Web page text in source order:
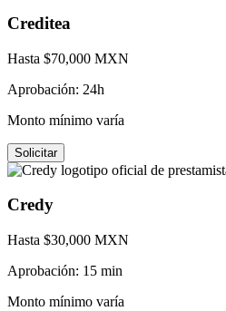
Creditea
Hasta $70,000 MXN
Aprobación: 24h
Monto mínimo varía
Solicitar
Credy
Hasta $30,000 MXN
Aprobación: 15 min
Monto mínimo varía